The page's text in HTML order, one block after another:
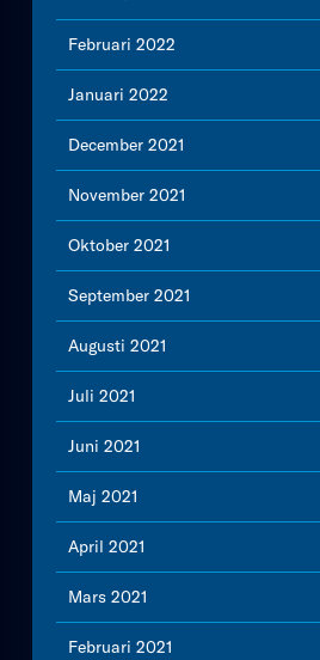
Februari 2022
Januari 2022
December 2021
November 2021
Oktober 2021
September 2021
Augusti 2021
Juli 2021
Juni 2021
Maj 2021
April 2021
Mars 2021
Februari 2021